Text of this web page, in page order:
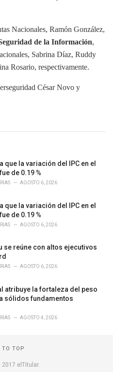
Nacionales, Ramón González,
de la Información,
Sabrina Díaz, Ruddy
Rosario, respectivamente.
César Novo y
que la variación del IPC en el
de 0.19 %
AGOSTO 6, 2026
que la variación del IPC en el
de 0.19 %
AGOSTO 6, 2026
se reúne con altos ejecutivos
AGOSTO 6, 2026
atribuye la fortaleza del peso
sólidos fundamentos
AGOSTO 4, 2026
TO TOP
elTitular.